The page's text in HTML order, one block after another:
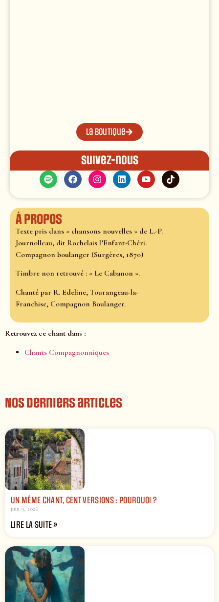
La boutique
Suivez-nous
À propos
Texte pris dans « chansons nouvelles » de L.-P.
Journolleau, dit Rochelais l’Enfant-Chéri.
Compagnon boulanger (Surgères, 1870)
Timbre non retrouvé : « Le Cabanon ».
Chanté par R. Edeline, Tourangeau-la-
Franchise, Compagnon Boulanger.
Retrouvez ce chant dans :
Chants Compagnonniques
Nos derniers articles
UN MÊME CHANT, CENT VERSIONS : POURQUOI ?
juin 9, 2026
LIRE LA SUITE »